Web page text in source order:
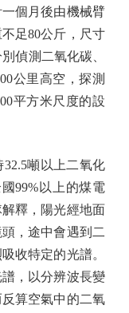
個月後由機械臂
足80公斤，尺寸
偵測二氧化碳、
公里高空，探測
平方米尺度的設
噸以上二氧化
99%以上的煤電
釋，陽光經地面
，途中會遇到二
收特定的光譜。
，以分辨波長變
算空氣中的二氧